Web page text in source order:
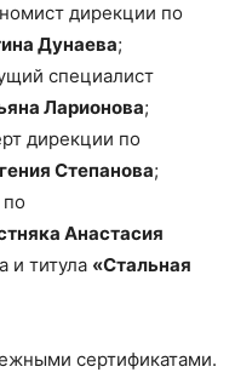
дирекции по
Дунаева;
специалист
Ларионова;
дирекции по
Степанова;
Анастасия
и титула «Стальная
сертификатами.